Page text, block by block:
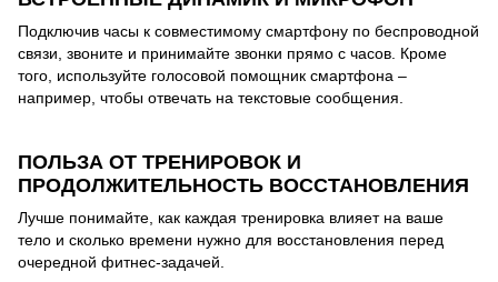
Подключив часы к совместимому смартфону по беспроводной
связи, звоните и принимайте звонки прямо с часов. Кроме
того, используйте голосовой помощник смартфона –
например, чтобы отвечать на текстовые сообщения.
ПОЛЬЗА ОТ ТРЕНИРОВОК И
ПРОДОЛЖИТЕЛЬНОСТЬ ВОССТАНОВЛЕНИЯ
Лучше понимайте, как каждая тренировка влияет на ваше
тело и сколько времени нужно для восстановления перед
очередной фитнес-задачей.